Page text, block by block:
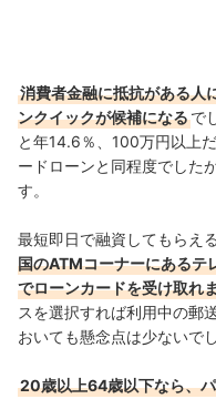
消費者金融に抵抗がある人
ンクイックが候補になるで
と年14.6％、100万円以上
ードローンと同程度でしたが
す。
最短即日で融資してもらえ
国のATMコーナーにあるテ
でローンカードを受け取れ
スを選択すれば利用中の郵
おいても懸念点は少ないでし
20歳以上64歳以下なら、